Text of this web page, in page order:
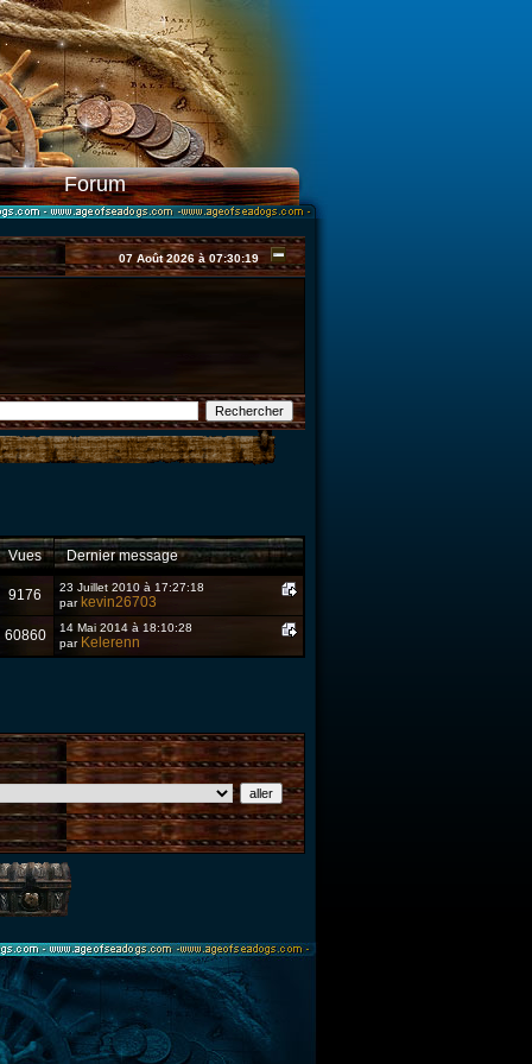
Forum
07 Août 2026 à 07:30:19
Vues Dernier message
9176
23 Juillet 2010 à 17:27:18
par kevin26703
60860
14 Mai 2014 à 18:10:28
par Kelerenn